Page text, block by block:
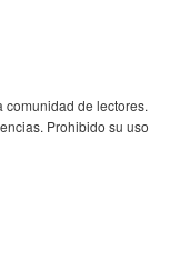
comunidad de lectores.
Prohibido su uso